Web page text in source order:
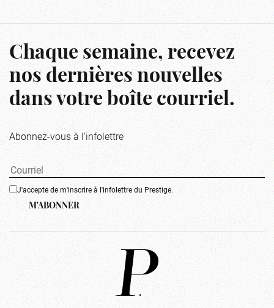
Chaque semaine, recevez
nos dernières nouvelles
dans votre boîte courriel.
Abonnez-vous à l'infolettre
J'accepte de m'inscrire à l'infolettre du Prestige.
M'ABONNER